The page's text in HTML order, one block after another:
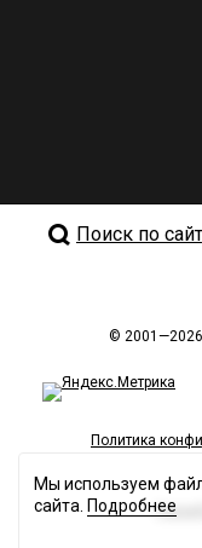
Поиск по
© 2001—2026
Политика
Мы используем
сайта. Подробнее